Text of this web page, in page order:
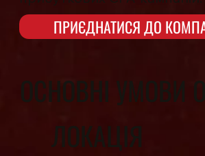
ПРИЄДНАТИСЯ ДО
ОСНОВНІ УМОВИ
ЛОКАЦІЯ